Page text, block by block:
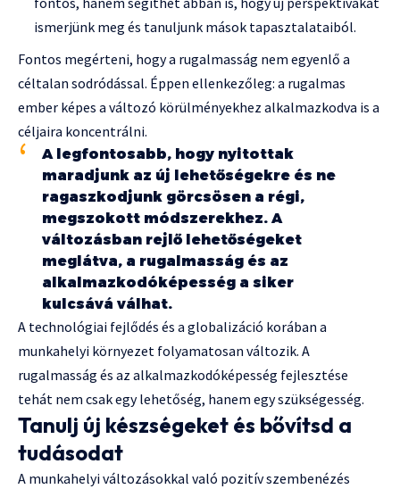
ismerjünk meg és tanuljunk mások tapasztalataiból.
Fontos megérteni, hogy a rugalmasság nem egyenlő a
céltalan sodródással. Éppen ellenkezőleg: a rugalmas
ember képes a változó körülményekhez alkalmazkodva is a
céljaira koncentrálni.
A legfontosabb, hogy nyitottak
maradjunk az új lehetőségekre és ne
ragaszkodjunk görcsösen a régi,
megszokott módszerekhez. A
változásban rejlő lehetőségeket
meglátva, a rugalmasság és az
alkalmazkodóképesség a siker
kulcsává válhat.
A technológiai fejlődés és a globalizáció korában a
munkahelyi környezet folyamatosan változik. A
rugalmasság és az alkalmazkodóképesség fejlesztése
tehát nem csak egy lehetőség, hanem egy szükségesség.
Tanulj új készségeket és bővítsd a
tudásodat
A munkahelyi változásokkal való pozitív szembenézés